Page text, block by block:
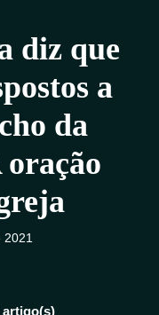
diz que
a
da
2021